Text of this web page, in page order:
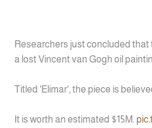
Researchers just concluded that
a lost Vincent van Gogh oil
Titled 'Elimar', the piece is
It is worth an estimated $15M.